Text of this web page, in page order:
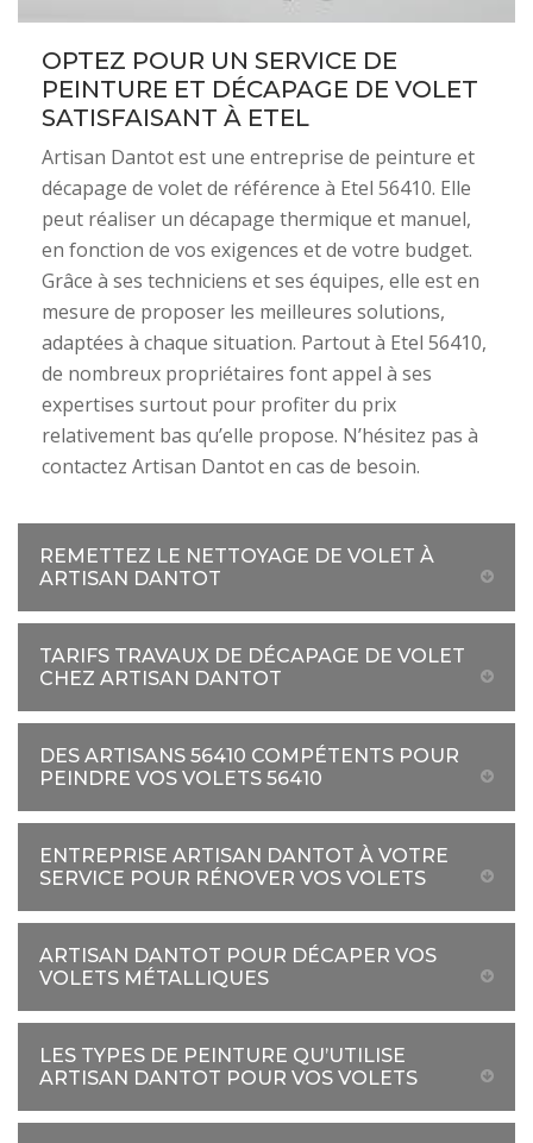
OPTEZ POUR UN SERVICE DE
PEINTURE ET DÉCAPAGE DE VOLET
SATISFAISANT À ETEL
Artisan Dantot est une entreprise de peinture et
décapage de volet de référence à Etel 56410. Elle
peut réaliser un décapage thermique et manuel,
en fonction de vos exigences et de votre budget.
Grâce à ses techniciens et ses équipes, elle est en
mesure de proposer les meilleures solutions,
adaptées à chaque situation. Partout à Etel 56410,
de nombreux propriétaires font appel à ses
expertises surtout pour profiter du prix
relativement bas qu’elle propose. N’hésitez pas à
contactez Artisan Dantot en cas de besoin.
REMETTEZ LE NETTOYAGE DE VOLET À
ARTISAN DANTOT
TARIFS TRAVAUX DE DÉCAPAGE DE VOLET
CHEZ ARTISAN DANTOT
DES ARTISANS 56410 COMPÉTENTS POUR
PEINDRE VOS VOLETS 56410
ENTREPRISE ARTISAN DANTOT À VOTRE
SERVICE POUR RÉNOVER VOS VOLETS
ARTISAN DANTOT POUR DÉCAPER VOS
VOLETS MÉTALLIQUES
LES TYPES DE PEINTURE QU’UTILISE
ARTISAN DANTOT POUR VOS VOLETS